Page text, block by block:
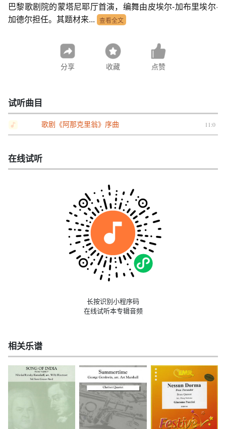
巴黎歌剧院的蒙塔尼耶厅首演，编舞由皮埃尔-加布里埃尔·
加德尔担任。其题材来... 查看全文
分享 收藏 点赞
试听曲目
歌剧《阿那克里翁》序曲 11:0
在线试听
长按识别小程序码
在线试听本专辑音频
相关乐谱